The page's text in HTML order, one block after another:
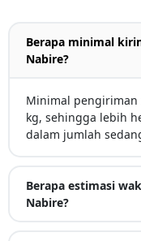
Berapa minimal
Nabire?
Minimal pengiriman
kg, sehingga lebih
dalam jumlah
Berapa estimasi
Nabire?